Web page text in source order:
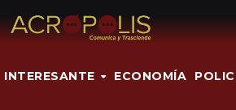
INTERESANTE ECONOMÍA